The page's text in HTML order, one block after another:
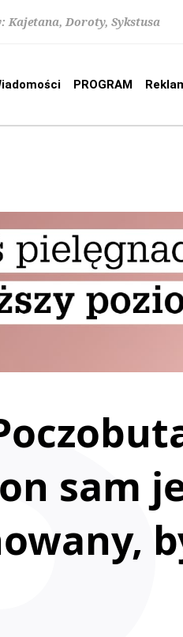
Kajetana, Doroty, Sykstusa
PROGRAM
sam